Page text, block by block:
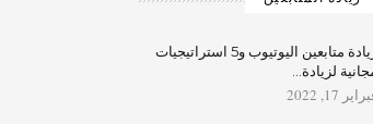
زيادة متابعين اليوتيوب و5 استراتيجيات
لزيادة…
17, 2022